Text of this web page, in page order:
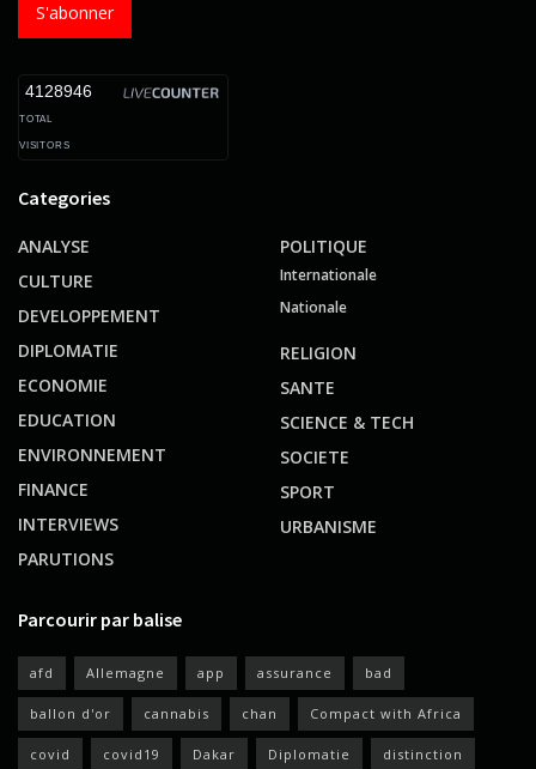
S'abonner
4128946
TOTAL
VISITORS
Categories
ANALYSE
CULTURE
DEVELOPPEMENT
DIPLOMATIE
ECONOMIE
EDUCATION
ENVIRONNEMENT
FINANCE
INTERVIEWS
PARUTIONS
POLITIQUE
Internationale
Nationale
RELIGION
SANTE
SCIENCE & TECH
SOCIETE
SPORT
URBANISME
Parcourir par balise
afd Allemagne app assurance bad
ballon d'or cannabis chan Compact with Africa
covid covid19 Dakar Diplomatie distinction